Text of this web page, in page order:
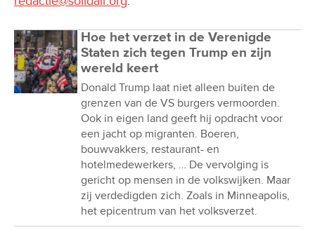
Hoe het verzet in de Verenigde
Staten zich tegen Trump en zijn
wereld keert
Donald Trump laat niet alleen buiten de
grenzen van de VS burgers vermoorden.
Ook in eigen land geeft hij opdracht voor
een jacht op migranten. Boeren,
bouwvakkers, restaurant- en
hotelmedewerkers, … De vervolging is
gericht op mensen in de volkswijken. Maar
zij verdedigden zich. Zoals in Minneapolis,
het epicentrum van het volksverzet.